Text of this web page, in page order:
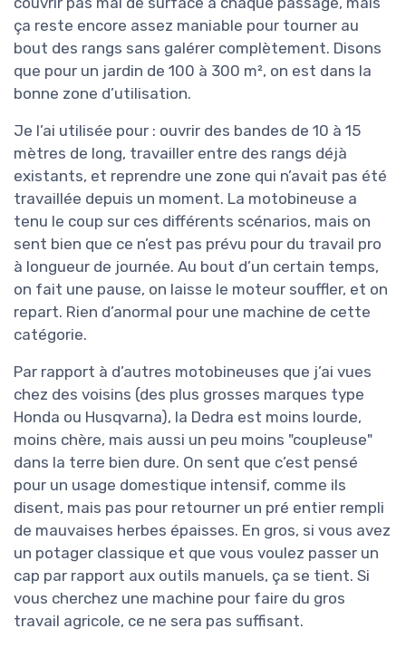
ça reste encore assez maniable pour tourner au
bout des rangs sans galérer complètement. Disons
que pour un jardin de 100 à 300 m², on est dans la
bonne zone d’utilisation.
Je l’ai utilisée pour : ouvrir des bandes de 10 à 15
mètres de long, travailler entre des rangs déjà
existants, et reprendre une zone qui n’avait pas été
travaillée depuis un moment. La motobineuse a
tenu le coup sur ces différents scénarios, mais on
sent bien que ce n’est pas prévu pour du travail pro
à longueur de journée. Au bout d’un certain temps,
on fait une pause, on laisse le moteur souffler, et on
repart. Rien d’anormal pour une machine de cette
catégorie.
Par rapport à d’autres motobineuses que j’ai vues
chez des voisins (des plus grosses marques type
Honda ou Husqvarna), la Dedra est moins lourde,
moins chère, mais aussi un peu moins "coupleuse"
dans la terre bien dure. On sent que c’est pensé
pour un usage domestique intensif, comme ils
disent, mais pas pour retourner un pré entier rempli
de mauvaises herbes épaisses. En gros, si vous avez
un potager classique et que vous voulez passer un
cap par rapport aux outils manuels, ça se tient. Si
vous cherchez une machine pour faire du gros
travail agricole, ce ne sera pas suffisant.